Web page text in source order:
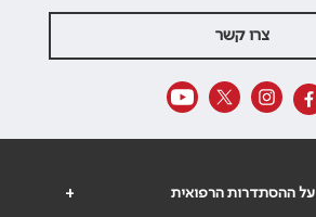
צרו קשר
+ על ההסתדרות הרפואית